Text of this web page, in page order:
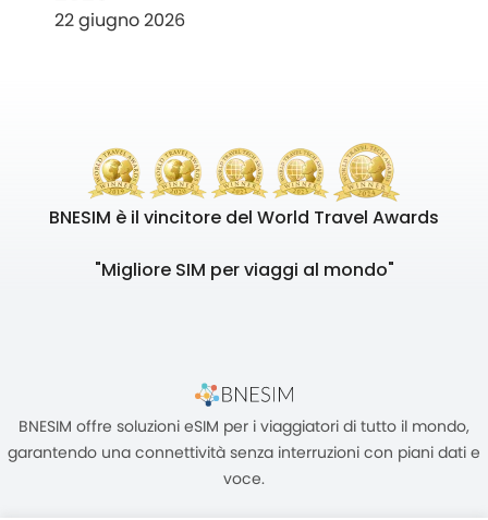
22 giugno 2026
BNESIM è il vincitore del World Travel Awards
"Migliore SIM per viaggi al mondo"
BNESIM offre soluzioni eSIM per i viaggiatori di tutto il mondo,
garantendo una connettività senza interruzioni con piani dati e
voce.